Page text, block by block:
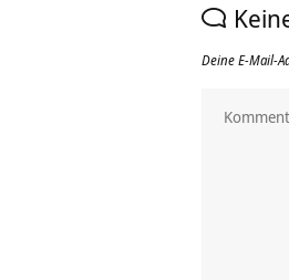
Deine E-Mail-